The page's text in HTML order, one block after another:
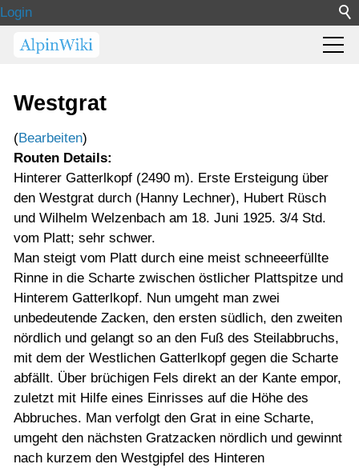
Login
Westgrat
(Bearbeiten)
Routen Details:
Hinterer Gatterlkopf (2490 m). Erste Ersteigung über
den Westgrat durch (Hanny Lechner), Hubert Rüsch
und Wilhelm Welzenbach am 18. Juni 1925. 3/4 Std.
vom Platt; sehr schwer.
Man steigt vom Platt durch eine meist schneeerfüllte
Rinne in die Scharte zwischen östlicher Plattspitze und
Hinterem Gatterlkopf. Nun umgeht man zwei
unbedeutende Zacken, den ersten südlich, den zweiten
nördlich und gelangt so an den Fuß des Steilabbruchs,
mit dem der Westlichen Gatterlkopf gegen die Scharte
abfällt. Über brüchigen Fels direkt an der Kante empor,
zuletzt mit Hilfe eines Einrisses auf die Höhe des
Abbruches. Man verfolgt den Grat in eine Scharte,
umgeht den nächsten Gratzacken nördlich und gewinnt
nach kurzem den Westgipfel des Hinteren